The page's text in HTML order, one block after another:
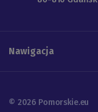
Nawigacja
© 2026 Pomorskie.eu